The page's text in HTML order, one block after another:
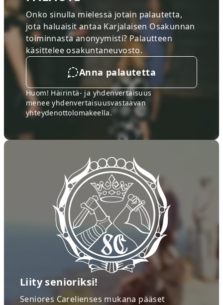
Onko sinulla mielessä jotain palautetta,
jota haluaisit antaa Karjalaisen Osakunnan
toiminnasta anonyymisti? Palautteen
käsittelee osakuntaneuvosto.
Anna palautetta
Huom! Häirintä- ja yhdenvertaisuus
meneeyhdenvertaisuusvastaavan
yhteydenottolomakeella.
Liity senioriksi!
Seniores Carelienses mukana pääset